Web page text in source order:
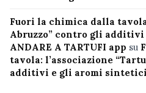
Fuori la chimica dalla
Abruzzo” contro gli
ANDARE A TARTUFI app su
tavola: l’associazione
additivi e gli aromi sintetici